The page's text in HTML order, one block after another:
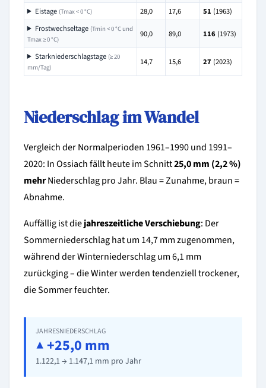
Eistage (Tmax < 0 °C) 28,0 17,6 51 (1963)
Frostwechseltage (Tmin < 0 °C und
Tmax ≥ 0 °C)
90,0 89,0 116(1973)
Starkniederschlagstage (≥ 20
mm/Tag)
14,7 15,6 27 (2023)
Niederschlag im Wandel
Vergleich der Normalperioden 1961–1990 und 1991–
2020: In Ossiach fällt heute im Schnitt25,0 mm (2,2 %)
mehrNiederschlag pro Jahr. Blau = Zunahme, braun =
Abnahme.
Auffällig ist diejahreszeitliche Verschiebung: Der
Sommerniederschlag hat um 14,7 mm zugenommen,
während der Winterniederschlag um 6,1 mm
zurückging – die Winter werden tendenziell trockener,
die Sommer feuchter.
JAHRESNIEDERSCHLAG
▲ +25,0 mm
1.122,1 → 1.147,1 mm pro Jahr